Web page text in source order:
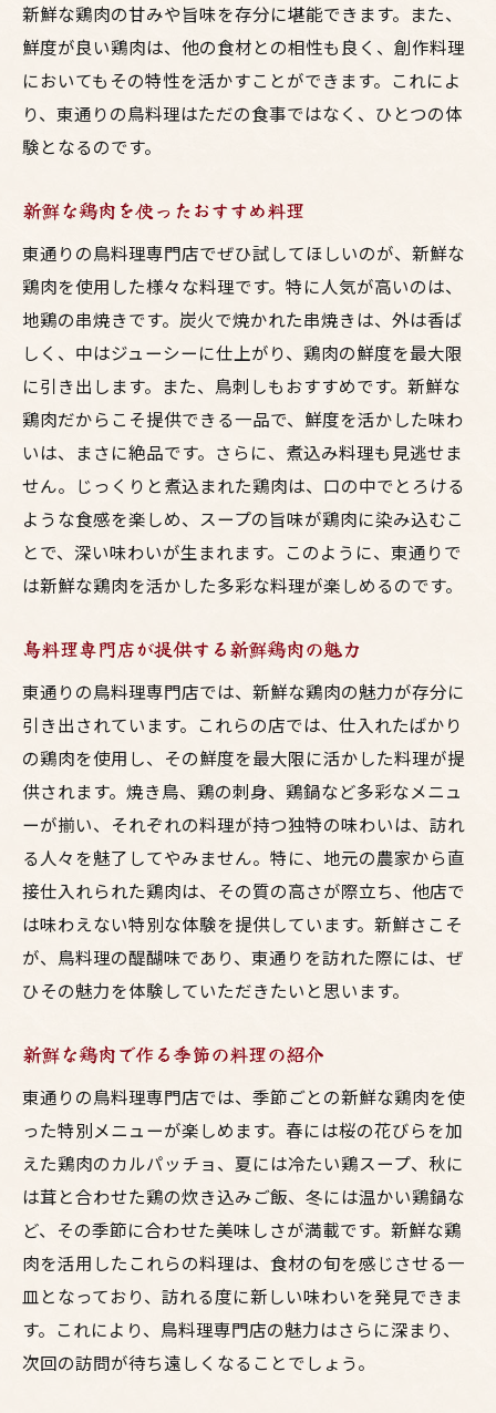
新鮮な鶏肉の甘みや旨味を存分に堪能できます。また、
鮮度が良い鶏肉は、他の食材との相性も良く、創作料理
においてもその特性を活かすことができます。これによ
り、東通りの鳥料理はただの食事ではなく、ひとつの体
験となるのです。
新鮮な鶏肉を使ったおすすめ料理
東通りの鳥料理専門店でぜひ試してほしいのが、新鮮な
鶏肉を使用した様々な料理です。特に人気が高いのは、
地鶏の串焼きです。炭火で焼かれた串焼きは、外は香ば
しく、中はジューシーに仕上がり、鶏肉の鮮度を最大限
に引き出します。また、鳥刺しもおすすめです。新鮮な
鶏肉だからこそ提供できる一品で、鮮度を活かした味わ
いは、まさに絶品です。さらに、煮込み料理も見逃せま
せん。じっくりと煮込まれた鶏肉は、口の中でとろける
ような食感を楽しめ、スープの旨味が鶏肉に染み込むこ
とで、深い味わいが生まれます。このように、東通りで
は新鮮な鶏肉を活かした多彩な料理が楽しめるのです。
鳥料理専門店が提供する新鮮鶏肉の魅力
東通りの鳥料理専門店では、新鮮な鶏肉の魅力が存分に
引き出されています。これらの店では、仕入れたばかり
の鶏肉を使用し、その鮮度を最大限に活かした料理が提
供されます。焼き鳥、鶏の刺身、鶏鍋など多彩なメニュ
ーが揃い、それぞれの料理が持つ独特の味わいは、訪れ
る人々を魅了してやみません。特に、地元の農家から直
接仕入れられた鶏肉は、その質の高さが際立ち、他店で
は味わえない特別な体験を提供しています。新鮮さこそ
が、鳥料理の醍醐味であり、東通りを訪れた際には、ぜ
ひその魅力を体験していただきたいと思います。
新鮮な鶏肉で作る季節の料理の紹介
東通りの鳥料理専門店では、季節ごとの新鮮な鶏肉を使
った特別メニューが楽しめます。春には桜の花びらを加
えた鶏肉のカルパッチョ、夏には冷たい鶏スープ、秋に
は茸と合わせた鶏の炊き込みご飯、冬には温かい鶏鍋な
ど、その季節に合わせた美味しさが満載です。新鮮な鶏
肉を活用したこれらの料理は、食材の旬を感じさせる一
皿となっており、訪れる度に新しい味わいを発見できま
す。これにより、鳥料理専門店の魅力はさらに深まり、
次回の訪問が待ち遠しくなることでしょう。